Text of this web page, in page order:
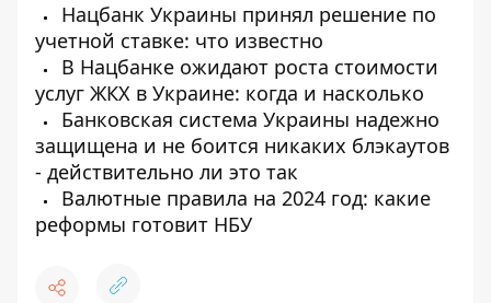
Нацбанк Украины принял решение по
учетной ставке: что известно
В Нацбанке ожидают роста стоимости
услуг ЖКХ в Украине: когда и насколько
Банковская система Украины надежно
защищена и не боится никаких блэкаутов
- действительно ли это так
Валютные правила на 2024 год: какие
реформы готовит НБУ